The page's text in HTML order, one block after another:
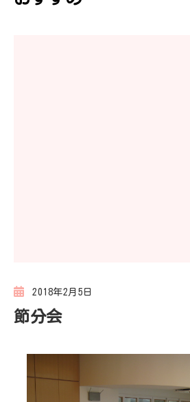
2018年2月5日
節分会